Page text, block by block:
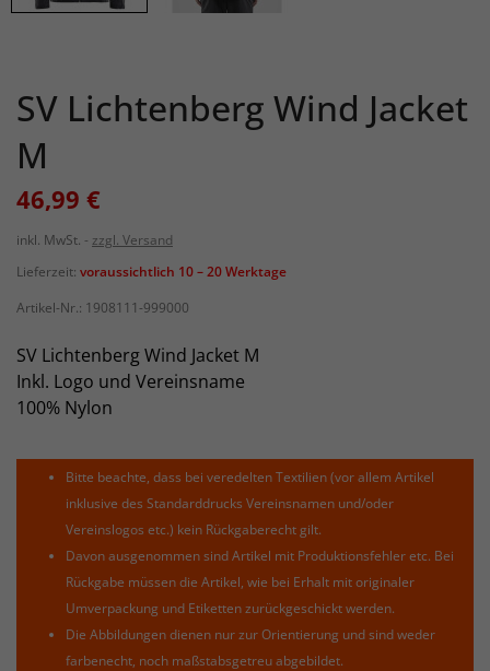
SV Lichtenberg Wind Jacket
M
46,99 €
inkl. MwSt.
zzgl. Versand
Lieferzeit: voraussichtlich 10 – 20 Werktage
Artikel-Nr.: 1908111-999000
SV Lichtenberg Wind Jacket M
Inkl. Logo und Vereinsname
100% Nylon
Bitte beachte, dass bei veredelten Textilien (vor allem Artikel
inklusive des Standarddrucks Vereinsnamen und/oder
Vereinslogos etc.) kein Rückgaberecht gilt.
Davon ausgenommen sind Artikel mit Produktionsfehler etc. Bei
Rückgabe müssen die Artikel, wie bei Erhalt mit originaler
Umverpackung und Etiketten zurückgeschickt werden.
Die Abbildungen dienen nur zur Orientierung und sind weder
farbenecht, noch maßstabsgetreu abgebildet.